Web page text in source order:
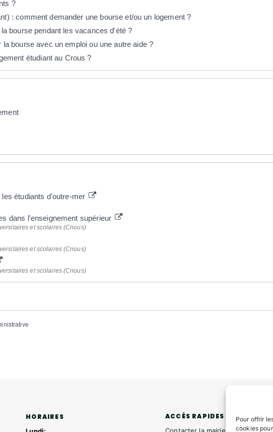
Pour offrir
cookies
?
: comment demander une bourse et/ou un logement ?
bourse pendant les vacances d'été ?
bourse avec un emploi ou une autre aide ?
étudiant au Crous ?
étudiants d'outre-mer
dans l'enseignement supérieur
et scolaires (Cnous)
et scolaires (Cnous)
et scolaires (Cnous)
HORAIRES ACCÉS RAPIDES